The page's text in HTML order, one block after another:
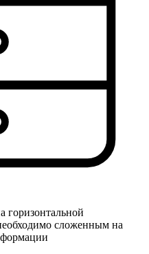
горизонтальной
сложенным на